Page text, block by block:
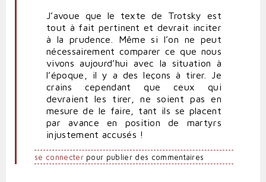
J’avoue que le texte de Trotsky est
tout à fait pertinent et devrait inciter
à la prudence. Même si l’on ne peut
nécessairement comparer ce que nous
vivons aujourd’hui avec la situation à
l’époque, il y a des leçons à tirer. Je
crains cependant que ceux qui
devraient les tirer, ne soient pas en
mesure de le faire, tant ils se placent
par avance en position de martyrs
injustement accusés !
se connecterpour publier des commentaires